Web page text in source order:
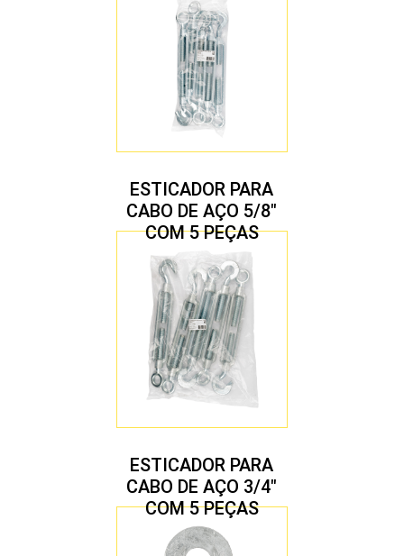
ESTICADOR PARA
CABO DE AÇO 5/8″
COM 5 PEÇAS
ESTICADOR PARA
CABO DE AÇO 3/4″
COM 5 PEÇAS